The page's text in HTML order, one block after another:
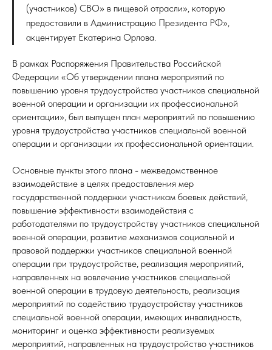
(участников) СВО» в пищевой отрасли», которую
предоставили в Администрацию Президента РФ»,
акцентирует Екатерина Орлова.
В рамках Распоряжения Правительства Российской
Федерации «Об утверждении плана мероприятий по
повышению уровня трудоустройства участников специальной
военной операции и организации их профессиональной
ориентации», был выпущен план мероприятий по повышению
уровня трудоустройства участников специальной военной
операции и организации их профессиональной ориентации.
Основные пункты этого плана - межведомственное
взаимодействие в целях предоставления мер
государственной поддержки участникам боевых действий,
повышение эффективности взаимодействия с
работодателями по трудоустройству участников специальной
военной операции, развитие механизмов социальной и
правовой поддержки участников специальной военной
операции при трудоустройстве, реализация мероприятий,
направленных на вовлечение участников специальной
военной операции в трудовую деятельность, реализация
мероприятий по содействию трудоустройству участников
специальной военной операции, имеющих инвалидность,
мониторинг и оценка эффективности реализуемых
мероприятий, направленных на трудоустройство участников